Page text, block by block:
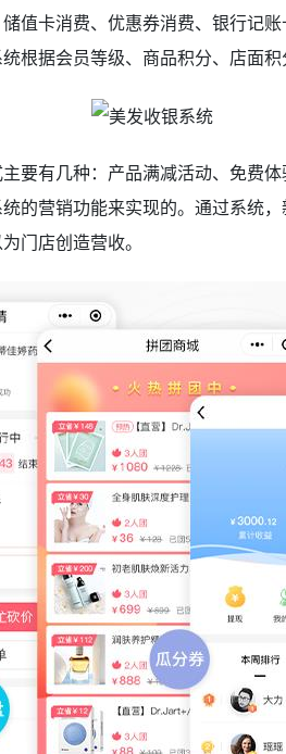
值卡消费、优惠券消费、银行记
根据会员等级、商品积分、店面积
要有几种：产品满减活动、免费
的营销功能来实现的。通过系统
门店创造营收。